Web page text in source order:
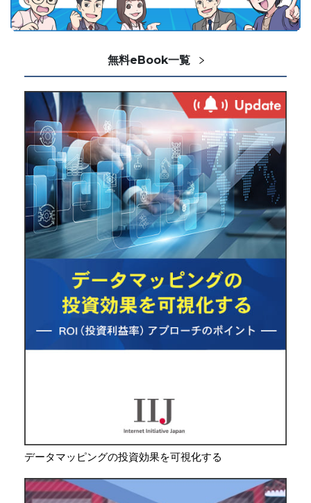
無料eBook一覧
データマッピングの投資効果を可視化する